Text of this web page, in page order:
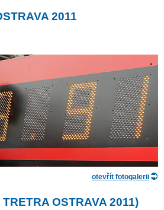
2011
otevřít fotogalerii
OSTRAVA 2011)